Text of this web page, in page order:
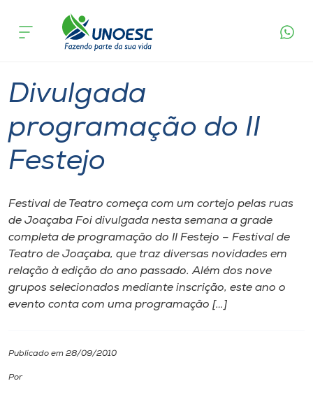
Cursos
Atendimento ao Estudante
Portal de Ensino
A
Internacionalização
acontece
Divulgada
programação do II
Festejo
Festival de Teatro começa com um cortejo pelas ruas
de Joaçaba Foi divulgada nesta semana a grade
completa de programação do II Festejo – Festival de
Teatro de Joaçaba, que traz diversas novidades em
relação à edição do ano passado. Além dos nove
grupos selecionados mediante inscrição, este ano o
evento conta com uma programação […]
Publicado em 28/09/2010
Por